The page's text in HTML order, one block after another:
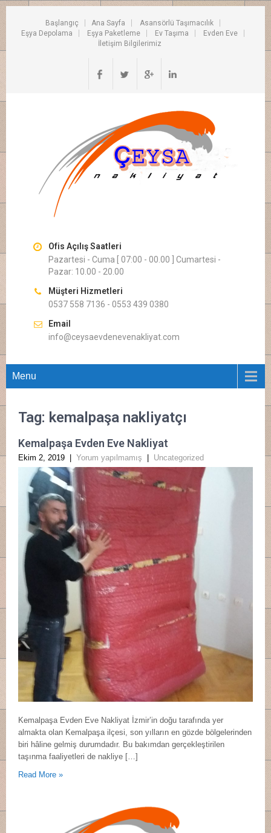
Başlangıç Ana Sayfa
Asansörlü Taşımacılık
Eşya Depolama
Eşya Paketleme Ev Taşıma
Evden Eve
İletişim Bilgilerimiz
Ofis Açılış Saatleri
Pazartesi - Cuma [ 07:00 - 00.00 ] Cumartesi -
Pazar: 10.00 - 20.00
Müşteri Hizmetleri
0537 558 7136 - 0553 439 0380
Email
info@ceysaevdenevenakliyat.com
Menu
Tag: kemalpaşa nakliyatçı
Kemalpaşa Evden Eve Nakliyat
Ekim 2, 2019 Yorum yapılmamış Uncategorized
Kemalpaşa Evden Eve Nakliyat İzmir’in doğu tarafında yer
almakta olan Kemalpaşa ilçesi, son yılların en gözde bölgelerinden
biri hâline gelmiş durumdadır. Bu bakımdan gerçekleştirilen
taşınma faaliyetleri de nakliye […]
Read More »